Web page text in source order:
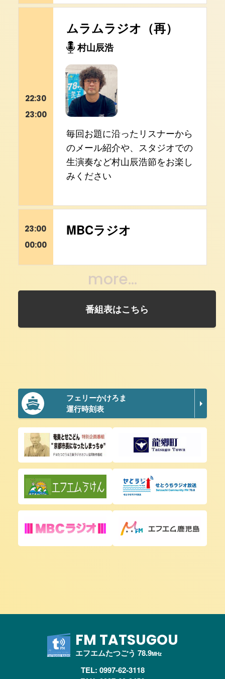
22:30
23:00
ムラムラジオ（再）
村山辰浩
毎回お題に沿ったリスナーから
のメール紹介や、スタジオでの
生演奏など村山辰浩節をお楽し
みください
23:00
00:00
MBCラジオ
more...
番組表はこちら
フェリーかけろま
運行時刻表
FM TATSUGOU
エフエムたつごう 78.9MHz
TEL: 0997-62-3118